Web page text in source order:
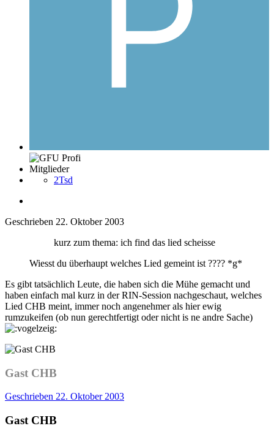
Mitglieder
2Tsd
Geschrieben 22. Oktober 2003
kurz zum thema: ich find das lied scheisse
Wiesst du überhaupt welches Lied gemeint ist ???? *g*
Es gibt tatsächlich Leute, die haben sich die Mühe gemacht und
haben einfach mal kurz in der RIN-Session nachgeschaut, welches
Lied CHB meint, immer noch angenehmer als hier ewig
rumzukeifen (ob nun gerechtfertigt oder nicht is ne andre Sache)
Gast CHB
Geschrieben 22. Oktober 2003
Gast CHB